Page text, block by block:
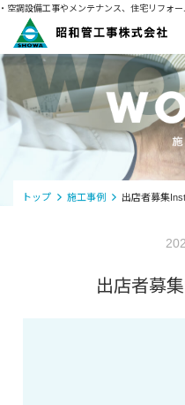
調設備工事やメンテナンス、住宅リフォー
トップ 施工事例 出店者募集
出店者募